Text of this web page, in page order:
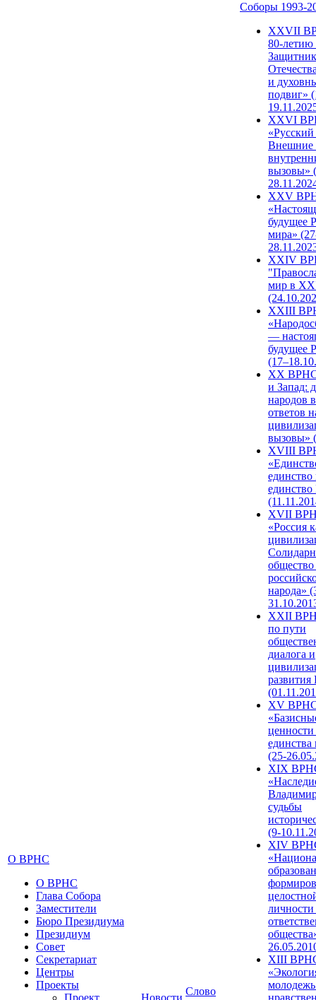
О ВРНС
О ВРНС
Глава Собора
Заместители
Бюро Президиума
Президиум
Совет
Секретариат
Центры
Проекты
Проект
Новости
Слово
Соборы 1993-
ХХVII
80-
и
подвиг»
XXVI
Внешние
вызовы»
XXV
будущее
мира»
XXIV
мир в
XXIII
—
будущее
XX ВРНС
и Запад:
народов
ответов
вызовы»
XVIII
единство
единство
XVII
«Россия
народа»
XXII
по пути
диалога и
развития
XV
единства
(25-
XIX
судьбы
(9-
XIV
XIII